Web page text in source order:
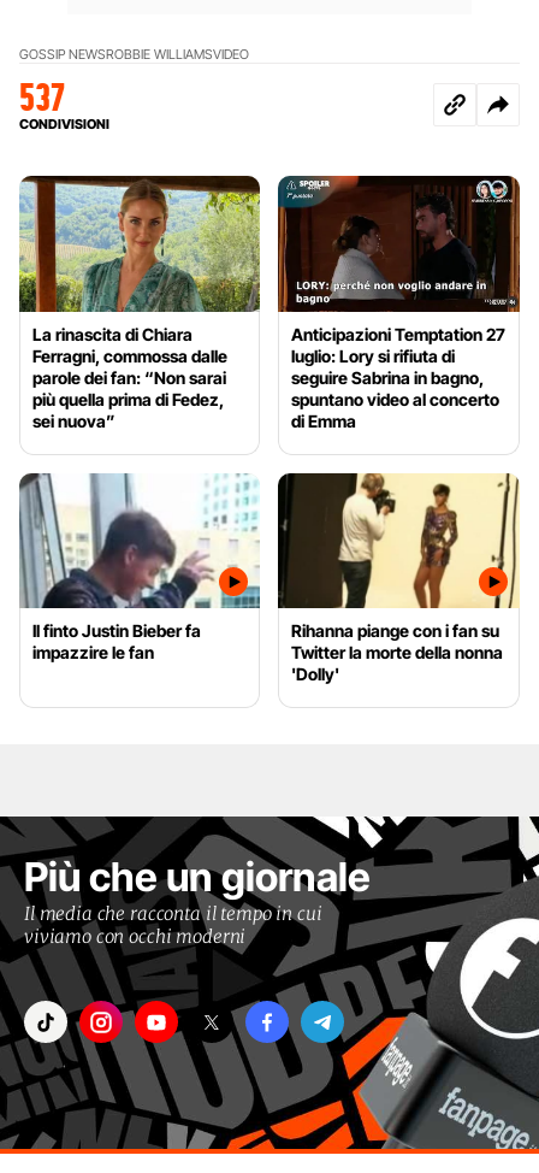
GOSSIP NEWSROBBIE WILLIAMSVIDEO
537
CONDIVISIONI
La rinascita di Chiara
Ferragni, commossa dalle
parole dei fan: “Non sarai
più quella prima di Fedez,
sei nuova”
Anticipazioni Temptation 27
luglio: Lory si rifiuta di
seguire Sabrina in bagno,
spuntano video al concerto
di Emma
Il finto Justin Bieber fa
impazzire le fan
Rihanna piange con i fan su
Twitter la morte della nonna
'Dolly'
Più che un giornale
Il media che racconta il tempo in cui
viviamo con occhi moderni